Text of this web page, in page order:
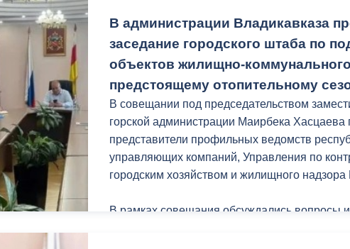
урн.
Уверен, после благоустройства локация
местом притяжения горожан и гостей
Работы проходят в рамках муниципальной
«Благоустройство и озеленение» и целевых
нацпроекта «Инфраструктура для жизни».
В администрации Владикавказа
заседание городского штаба по
объектов жилищно-
предстоящему отопительному
В совещании под председательством
горской администрации Маирбека Хасцаева
представители профильных ведомств
управляющих компаний, Управления по
городским хозяйством и жилищного
В рамках совещания обсуждались вопросы